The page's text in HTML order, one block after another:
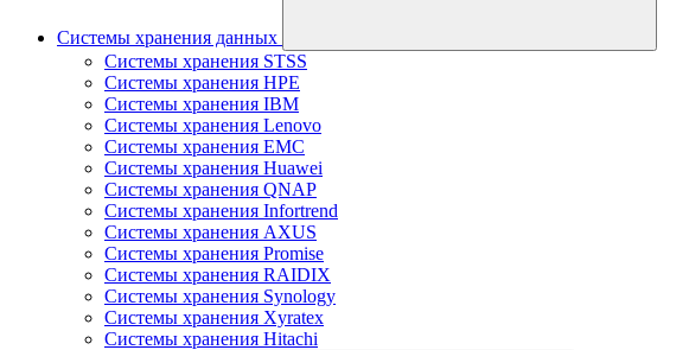
Системы хранения данных
Системы хранения STSS
Системы хранения HPE
Системы хранения IBM
Системы хранения Lenovo
Системы хранения EMC
Системы хранения Huawei
Системы хранения QNAP
Системы хранения Infortrend
Системы хранения AXUS
Системы хранения Promise
Системы хранения RAIDIX
Системы хранения Synology
Системы хранения Xyratex
Системы хранения Hitachi